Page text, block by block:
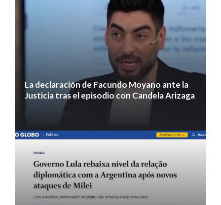
La declaración de Facundo Moyano ante la
Justicia tras el episodio con Candela Arizaga
5 agosto 2026